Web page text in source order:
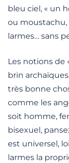
bleu ciel, « un
ou moustachu,
larmes… sans
Les notions de
brin
très bonne
comme les
soit homme,
bisexuel,
est universel,
larmes la